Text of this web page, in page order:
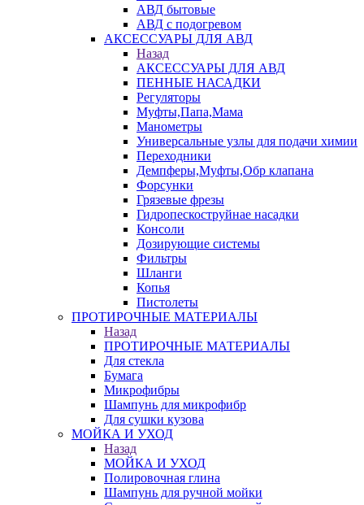
АВД бытовые
АВД с подогревом
АКСЕССУАРЫ ДЛЯ АВД
Назад
АКСЕССУАРЫ ДЛЯ АВД
ПЕННЫЕ НАСАДКИ
Регуляторы
Муфты,Папа,Мама
Манометры
Универсальные узлы для подачи химии
Переходники
Демпферы,Муфты,Обр клапана
Форсунки
Грязевые фрезы
Гидропескоструйнае насадки
Консоли
Дозирующие системы
Фильтры
Шланги
Копья
Пистолеты
ПРОТИРОЧНЫЕ МАТЕРИАЛЫ
Назад
ПРОТИРОЧНЫЕ МАТЕРИАЛЫ
Для стекла
Бумага
Микрофибры
Шампунь для микрофибр
Для сушки кузова
МОЙКА И УХОД
Назад
МОЙКА И УХОД
Полировочная глина
Шампунь для ручной мойки